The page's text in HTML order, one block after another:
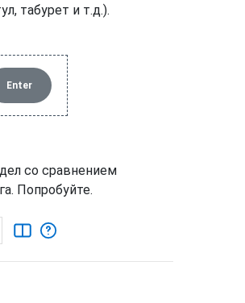
табурет и т.д.).
Enter
со сравнением
Попробуйте.